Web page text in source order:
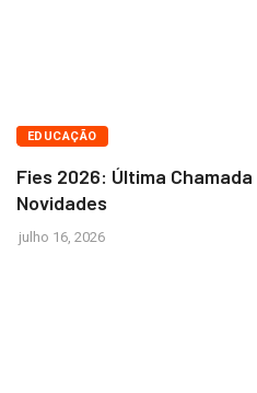
BRASÍLIA
EDUCAÇÃO
Fies 2026: Última
Novidades
julho 16, 2026